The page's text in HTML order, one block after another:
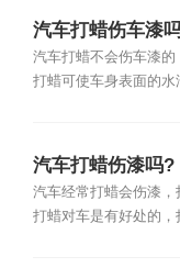
汽车打蜡伤车漆
汽车打蜡不会伤车漆
打蜡可使车身表面的水
汽车打蜡伤漆吗?
汽车经常打蜡会伤漆，
打蜡对车是有好处的，